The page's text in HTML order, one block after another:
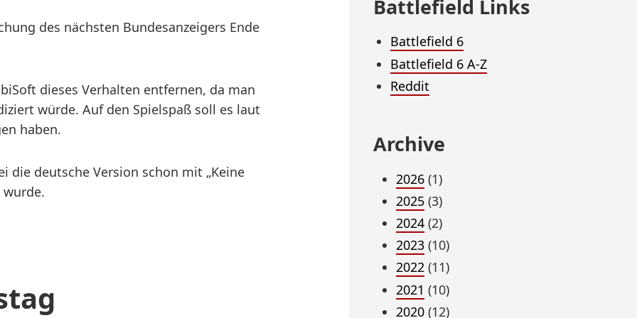
des nächsten Bundesanzeigers Ende
dieses Verhalten entfernen, da man
würde. Auf den Spielspaß soll es laut
haben.
die deutsche Version schon mit „Keine
wurde.
Battlefield Links
Battlefield 6
Battlefield 6 A-Z
Reddit
Archive
2026(1)
2025(3)
2024(2)
2023(10)
2022(11)
2021 (10)
2020(12)